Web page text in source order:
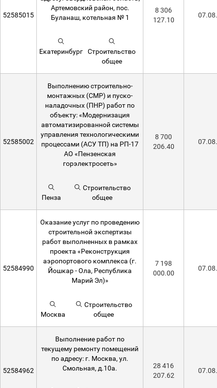
52585015
Артемовский район, пос.
Буланаш, котельная № 1
Екатеринбург
Строительство
общее
8 306
127.10
52585002
Выполнению строительно-
монтажных (СМР) и пуско-
наладочных (ПНР) работ по
объекту: «Модернизация
автоматизированной системы
управления технологическими
процессами (АСУ ТП) на РП-17
АО «Пензенская
горэлектросеть»
Пенза
Строительство
общее
8 700
206.40
52584990
Оказание услуг по проведению
строительной экспертизы
работ выполненных в рамках
проекта «Реконструкция
аэропортового комплекса (г.
Йошкар - Ола, Республика
Марий Эл)»
Москва
Строительство
общее
7 198
000.00
52584962
Выполнение работ по
текущему ремонту помещений
по адресу: г. Москва, ул.
Смольная, д.10а.
28 416
207.62